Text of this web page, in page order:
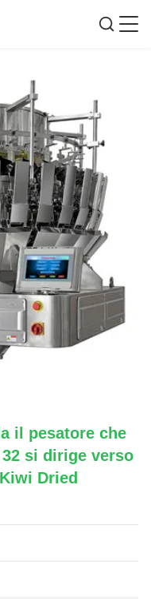
il pesatore che
si dirige verso
Dried